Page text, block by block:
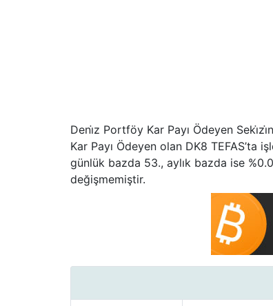
Deni̇z Portföy Kar Payı Ödeyen
Kar Payı Ödeyen olan DK8 TEFAS’ta
günlük bazda 53., aylık bazda ise
değişmemiştir.